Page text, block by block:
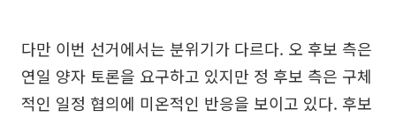
다만 이번 선거에서는 분위기가 다르다. 오 후보 측은
연일 양자 토론을 요구하고 있지만 정 후보 측은 구체
적인 일정 협의에 미온적인 반응을 보이고 있다. 후보